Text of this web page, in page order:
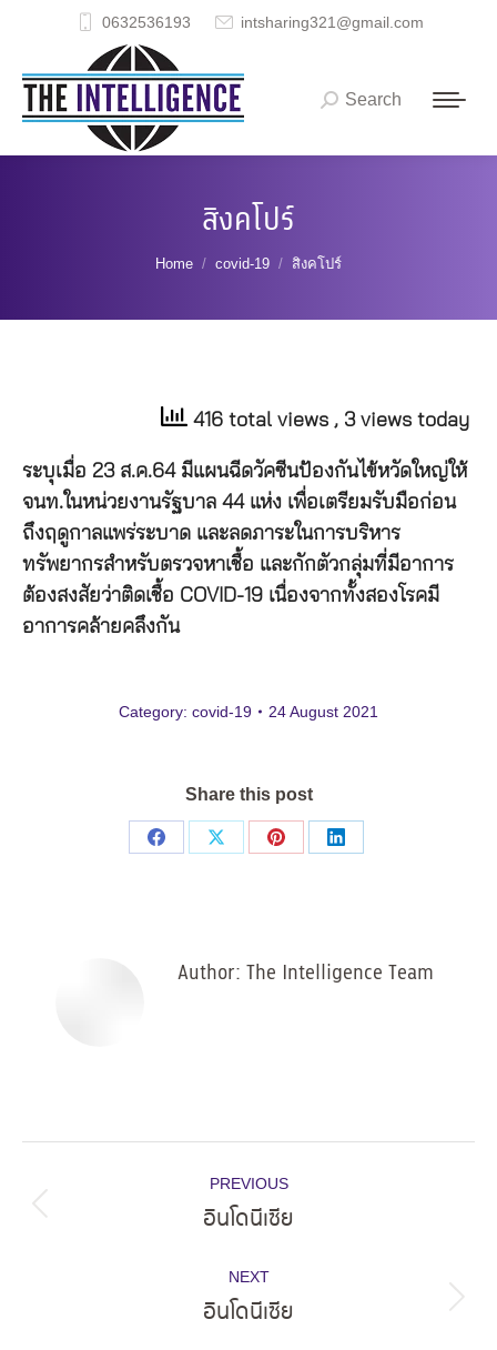
0632536193 intsharing321@gmail.com
Search:
Search
สิงคโปร์
You are here:
Home covid-19 สิงคโปร์
416 total views , 3 views today
ระบุเมื่อ 23 ส.ค.64 มีแผนฉีดวัคซีนป้องกันไข้หวัดใหญ่ให้
จนท.ในหน่วยงานรัฐบาล 44 แห่ง เพื่อเตรียมรับมือก่อน
ถึงฤดูกาลแพร่ระบาด และลดภาระในการบริหาร
ทรัพยากรสำหรับตรวจหาเชื้อ และกักตัวกลุ่มที่มีอาการ
ต้องสงสัยว่าติดเชื้อ COVID-19 เนื่องจากทั้งสองโรคมี
อาการคล้ายคลึงกัน
Category: covid-19 24 August 2021
Share this post
Share
Share
Share
Share
Author: The Intelligence Team
navigation
PREVIOUS
Previous
อินโดนีเซีย
NEXT
Next
อินโดนีเซีย